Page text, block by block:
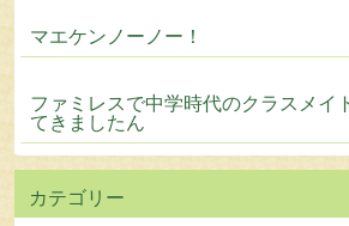
マエケンノーノー！
ファミレスで中学時代のクラスメイ
てきましたん
カテゴリー